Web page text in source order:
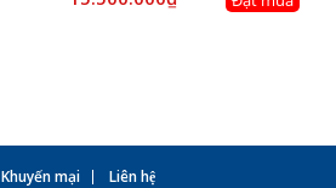
Khuyến mại Liên hệ